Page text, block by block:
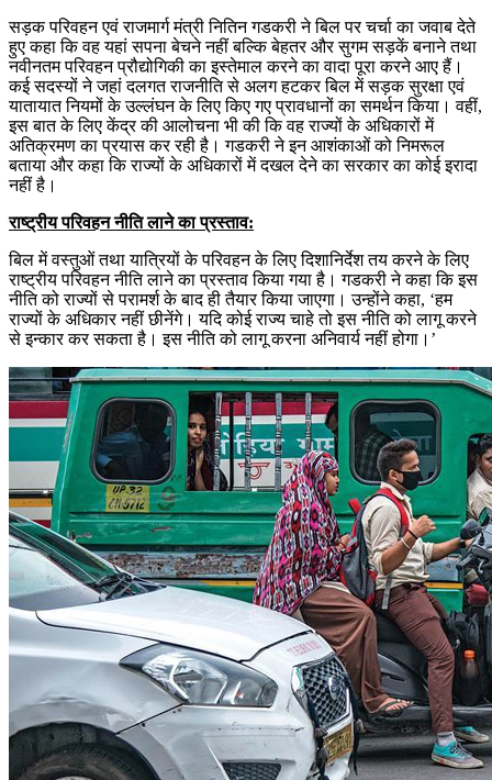
सड़क परिवहन एवं राजमार्ग मंत्री नितिन गडकरी ने बिल पर चर्चा का जवाब देते
हुए कहा कि वह यहां सपना बेचने नहीं बल्कि बेहतर और सुगम सड़कें बनाने तथा
नवीनतम परिवहन प्रौद्योगिकी का इस्तेमाल करने का वादा पूरा करने आए हैं।
कई सदस्यों ने जहां दलगत राजनीति से अलग हटकर बिल में सड़क सुरक्षा एवं
यातायात नियमों के उल्लंघन के लिए किए गए प्रावधानों का समर्थन किया। वहीं,
इस बात के लिए केंद्र की आलोचना भी की कि वह राज्यों के अधिकारों में
अतिक्रमण का प्रयास कर रही है। गडकरी ने इन आशंकाओं को निमरूल
बताया और कहा कि राज्यों के अधिकारों में दखल देने का सरकार का कोई इरादा
नहीं है।
राष्ट्रीय परिवहन नीति लाने का प्रस्ताव:
बिल में वस्तुओं तथा यात्रियों के परिवहन के लिए दिशानिर्देश तय करने के लिए
राष्ट्रीय परिवहन नीति लाने का प्रस्ताव किया गया है। गडकरी ने कहा कि इस
नीति को राज्यों से परामर्श के बाद ही तैयार किया जाएगा। उन्होंने कहा, ‘हम
राज्यों के अधिकार नहीं छीनेंगे। यदि कोई राज्य चाहे तो इस नीति को लागू करने
से इन्कार कर सकता है। इस नीति को लागू करना अनिवार्य नहीं होगा।’